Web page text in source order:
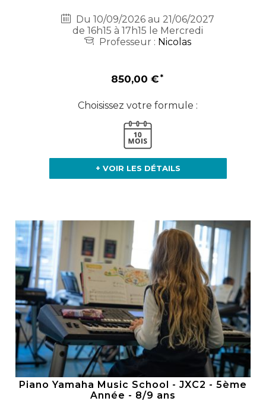
Du 10/09/2026 au 21/06/2027
de 16h15 à 17h15 le Mercredi
Professeur : Nicolas
850,00 €
Choisissez votre formule :
+ VOIR LES DÉTAILS
Piano Yamaha Music School - JXC2 - 5ème
Année - 8/9 ans